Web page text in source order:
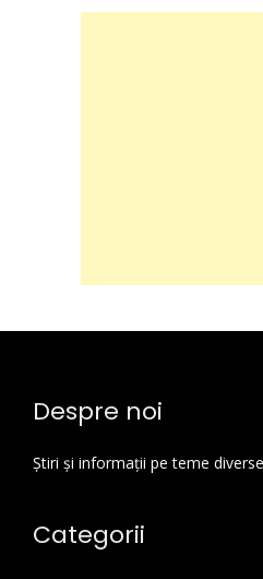
Despre noi
Știri și informații pe teme
Categorii